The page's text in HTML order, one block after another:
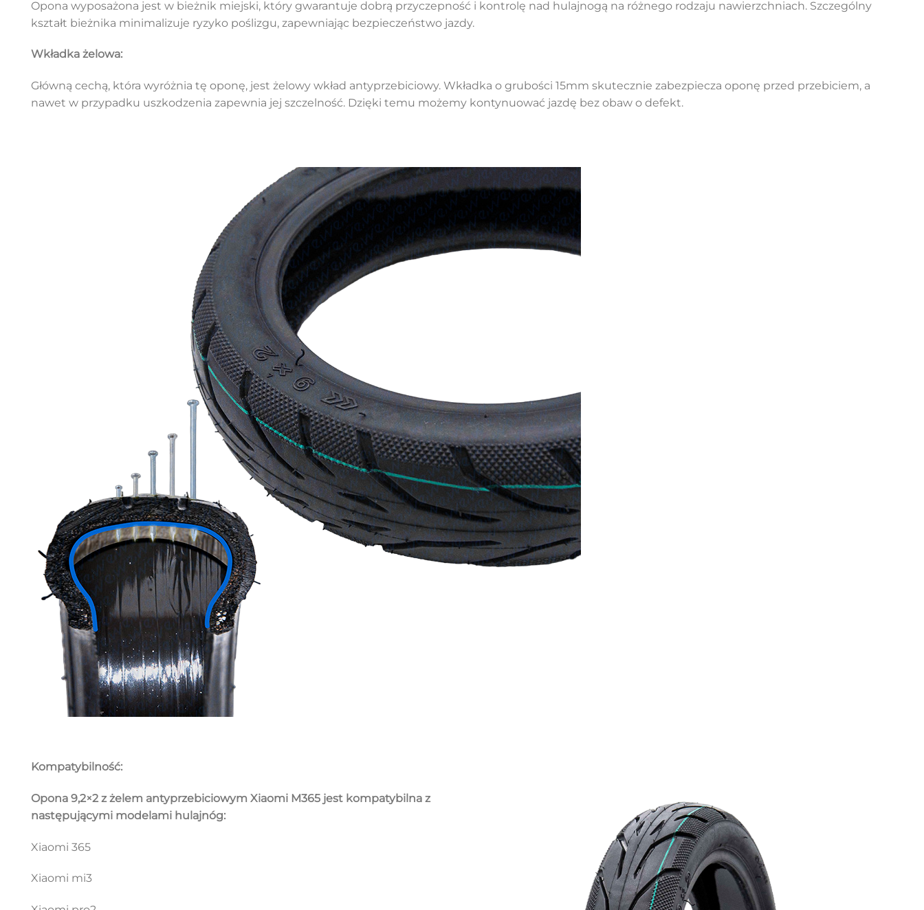
Opona wyposażona jest w bieżnik miejski, który gwarantuje dobrą przyczepność i kontrolę nad hulajnogą na różnego rodzaju nawierzchniach. Szczególny
kształt bieżnika minimalizuje ryzyko poślizgu, zapewniając bezpieczeństwo jazdy.
Wkładka żelowa:
Główną cechą, która wyróżnia tę oponę, jest żelowy wkład antyprzebiciowy. Wkładka o grubości 15mm skutecznie zabezpiecza oponę przed przebiciem, a
nawet w przypadku uszkodzenia zapewnia jej szczelność. Dzięki temu możemy kontynuować jazdę bez obaw o defekt.
Kompatybilność:
Opona 9,2×2 z żelem antyprzebiciowym Xiaomi M365 jest kompatybilna z
następującymi modelami hulajnóg:
Xiaomi 365
Xiaomi mi3